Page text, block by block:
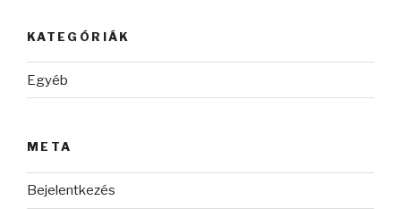
KATEGÓRIÁK
Egyéb
META
Bejelentkezés